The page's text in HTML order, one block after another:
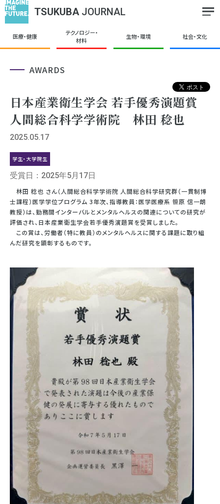
TSUKUBA JOURNAL
医療・健康
テクノロジー・
材料
生物・環境 社会・文化
AWARDS
日本産業衛生学会 若手優秀演題賞
人間総合科学学術院 林田 稔也
2025.05.17
学生・大学院生
受賞日：2025年5月17日
林田 稔也 さん（人間総合科学学術院 人間総合科学研究群（一貫制博
士課程）医学学位プログラム 3年次、指導教員：医学医療系 笹原 信一朗
教授）は、勤務間インターバルとメンタルヘルスの関連についての研究が
評価され、日本産業衛生学会若手優秀演題賞を受賞しました。
この賞は、労働者（特に教員）のメンタルヘルスに関する課題に取り組
んだ研究を顕彰するものです。